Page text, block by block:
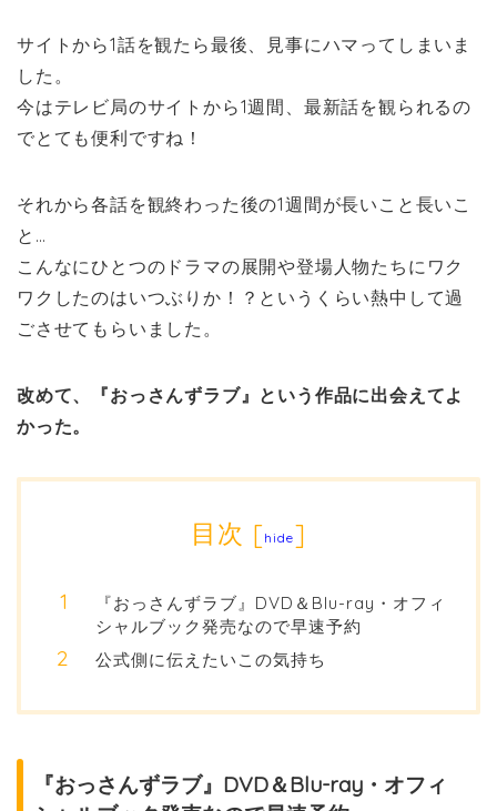
サイトから1話を観たら最後、見事にハマってしまいま
した。
今はテレビ局のサイトから1週間、最新話を観られるの
でとても便利ですね！
それから各話を観終わった後の1週間が長いこと長いこ
と…
こんなにひとつのドラマの展開や登場人物たちにワク
ワクしたのはいつぶりか！？というくらい熱中して過
ごさせてもらいました。
改めて、『おっさんずラブ』という作品に出会えてよ
かった。
目次 [hide]
『おっさんずラブ』DVD＆Blu-ray・オフィ
シャルブック発売なので早速予約
公式側に伝えたいこの気持ち
『おっさんずラブ』DVD＆Blu-ray・オフィ